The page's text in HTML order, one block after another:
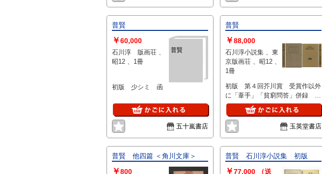
普賢
普賢
￥60,000
石川淳 版画荘 、
昭12 、1冊
初版 少シミ 函
五十嵐書店
普賢
￥88,000
石川淳小説集 、東
京版画荘 、昭12 、
1冊
初版 第４回芥川賞 受賞作以外
に「葦手」「貧窮問答」併録 背
少ヤケ 蔵印有 函天少シミ
玉英堂書店
普賢 他四篇 ＜角川文庫＞
￥800
普賢 石川淳小説集 初版
￥77,000
（送